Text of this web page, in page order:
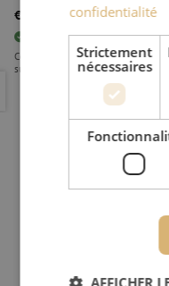
€ 17,12 € 20,72TTC
piècesEn stock
Commandé avant 15h00, livré à la
suivant
Insert 2,5mm, pour
confidentialité
Strictement
nécessaires
AFFICHER